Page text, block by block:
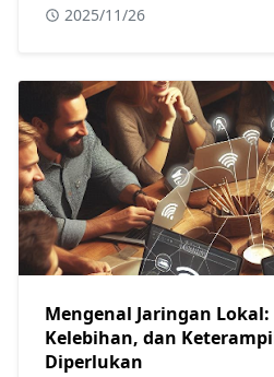
2025/11/26
Mengenal Jaringan
Kelebihan, dan
Diperlukan